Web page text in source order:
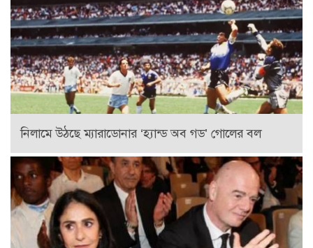
নিলামে উঠছে ম্যারাডোনার ‘হ্যান্ড অব গড’ গোলের বল